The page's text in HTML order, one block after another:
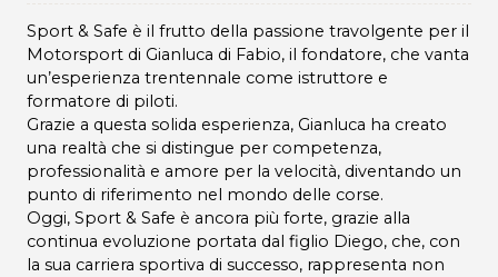
Sport & Safe è il frutto della passione travolgente per il
Motorsport di Gianluca di Fabio, il fondatore, che vanta
un’esperienza trentennale come istruttore e
formatore di piloti.
Grazie a questa solida esperienza, Gianluca ha creato
una realtà che si distingue per competenza,
professionalità e amore per la velocità, diventando un
punto di riferimento nel mondo delle corse.
Oggi, Sport & Safe è ancora più forte, grazie alla
continua evoluzione portata dal figlio Diego, che, con
la sua carriera sportiva di successo, rappresenta non